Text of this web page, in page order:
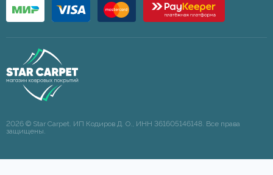
2026 © Star Carpet. ИП Кодиров Д. О., ИНН 361605146148. Все права
защищены.